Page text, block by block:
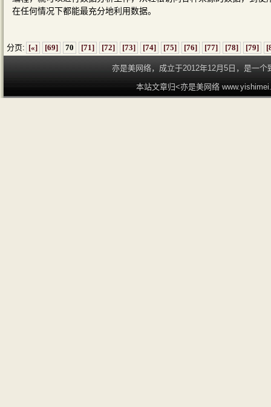
在任何情况下都能最充分地利用数据。
分页: [«] [69] 70 [71] [72] [73] [74] [75] [76] [77] [78] [79]
亦是美网络，成立于2012年12月5日，是一
本站文章归<亦是美网络